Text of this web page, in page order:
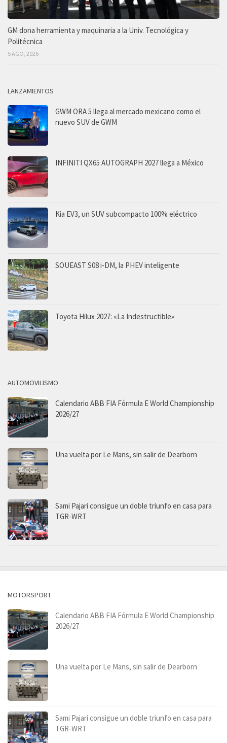
GM dona herramienta y maquinaria a la Univ. Tecnológica y
Politécnica
5 AGO, 2026
LANZAMIENTOS
GWM ORA 5 llega al mercado mexicano como el
nuevo SUV de GWM
INFINITI QX65 AUTOGRAPH 2027 llega a México
Kia EV3, un SUV subcompacto 100% eléctrico
SOUEAST S08 i-DM, la PHEV inteligente
Toyota Hilux 2027: «La Indestructible»
AUTOMOVILISMO
Calendario ABB FIA Fórmula E World Championship
2026/27
Una vuelta por Le Mans, sin salir de Dearborn
Sami Pajari consigue un doble triunfo en casa para
TGR-WRT
MOTORSPORT
Calendario ABB FIA Fórmula E World Championship
2026/27
Una vuelta por Le Mans, sin salir de Dearborn
Sami Pajari consigue un doble triunfo en casa para
TGR-WRT